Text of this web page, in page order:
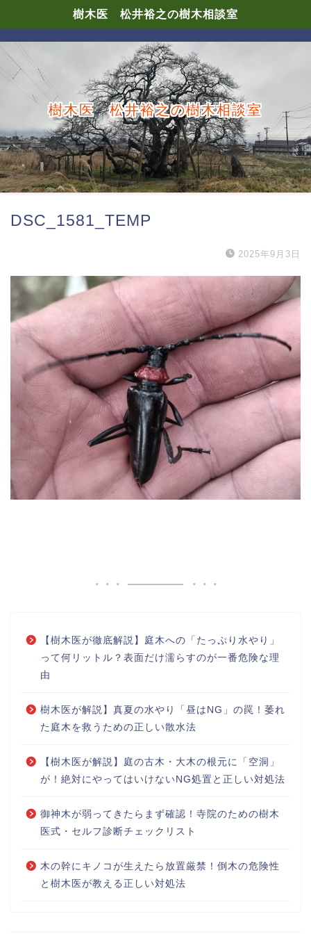
樹木医 松井裕之の樹木相談室
樹木医 松井裕之の樹木相談室
DSC_1581_TEMP
2025年9月3日
【樹木医が徹底解説】庭木への「たっぷり水やり」
って何リットル？表面だけ濡らすのが一番危険な理
由
樹木医が解説】真夏の水やり「昼はNG」の罠！萎れ
た庭木を救うための正しい散水法
【樹木医が解説】庭の古木・大木の根元に「空洞」
が！絶対にやってはいけないNG処置と正しい対処法
御神木が弱ってきたらまず確認！寺院のための樹木
医式・セルフ診断チェックリスト
木の幹にキノコが生えたら放置厳禁！倒木の危険性
と樹木医が教える正しい対処法